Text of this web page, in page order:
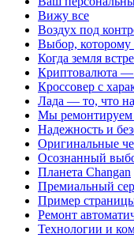
Вижу все
Воздух под
Выбор, которому
Когда земля
Криптовалюта —
Кроссовер с
Лада — то, что
Мы ремонтируем
Надежность и
Оригинальные
Осознанный
Планета Changan
Премиальный
Пример
Ремонт
Технологии и